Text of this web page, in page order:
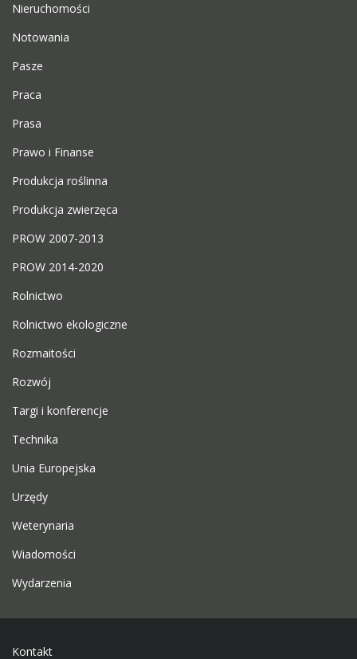
Nieruchomości
Notowania
Pasze
Praca
Prasa
Prawo i Finanse
Produkcja roślinna
Produkcja zwierzęca
PROW 2007-2013
PROW 2014-2020
Rolnictwo
Rolnictwo ekologiczne
Rozmaitości
Rozwój
Targi i konferencje
Technika
Unia Europejska
Urzędy
Weterynaria
Wiadomości
Wydarzenia
Kontakt